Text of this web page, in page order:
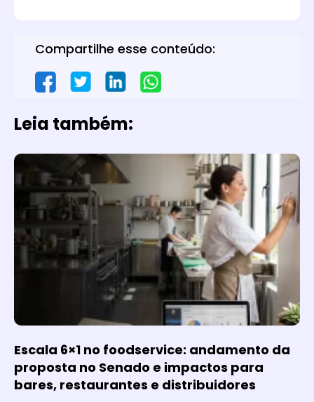
Compartilhe esse conteúdo:
Leia também:
Escala 6×1 no foodservice: andamento da
proposta no Senado e impactos para
bares, restaurantes e distribuidores